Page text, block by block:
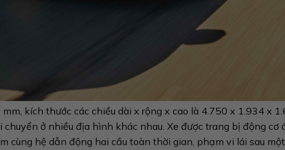
mm, kích thước các chiều dài x rộng x cao là 4.750 x 1.934 x
ở nhiều địa hình khác nhau. Xe được trang bị động
cùng hệ dẫn động hai cầu toàn thời gian, phạm vi lái sau